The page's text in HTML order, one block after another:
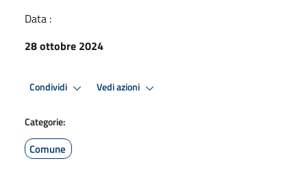
Data :
28 ottobre 2024
Condividi Vedi azioni
Categorie:
Comune